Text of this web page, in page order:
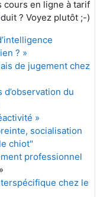
cours en ligne à tarif
? Voyez plutôt ;-)
? »
de jugement chez
du
»
socialisation
chiot"
professionnel
»
chez le